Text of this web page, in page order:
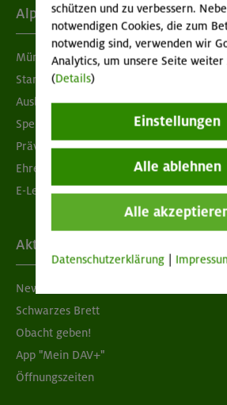
Alpenverein
München & Oberland
Standorte
Ausbildung & Jobs
Spenden
Prävention sexualisierter Gewalt
Ehrenamtsbörse
E-Learning
Aktuelles
Newsletter
Schwarzes Brett
Obacht geben!
App "Mein DAV+"
Öffnungszeiten
schützen und zu verbessern.
notwendigen Cookies, die zum
notwendig sind, verwenden wir
Analytics, um unsere Seite
(Details)
Einstellungen
Alle ablehnen
Alle
Datenschutzerklärung